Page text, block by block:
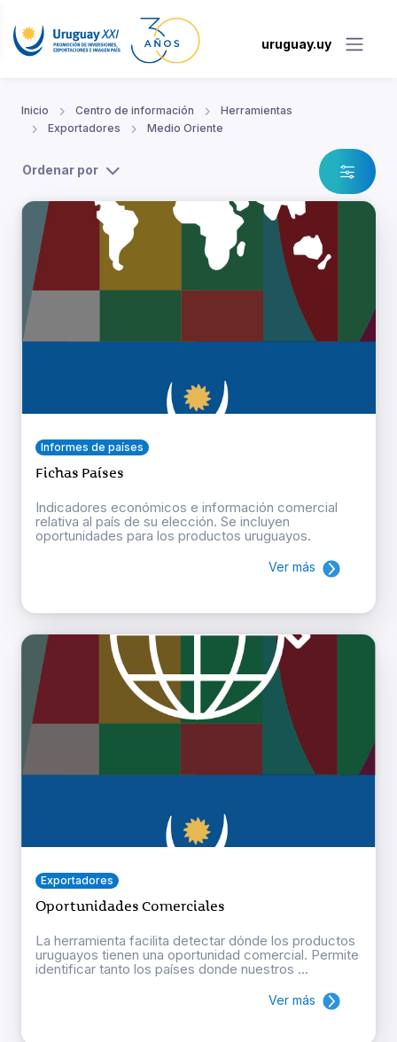
uruguay.uy
Inicio Centro de información
Herramientas
Exportadores
Medio Oriente
Ordenar por
Informes de países
Fichas Países
Indicadores económicos e información comercial
relativa al país de su elección. Se incluyen
oportunidades para los productos uruguayos.
Ver más
Exportadores
Oportunidades Comerciales
La herramienta facilita detectar dónde los productos
uruguayos tienen una oportunidad comercial. Permite
identificar tanto los países donde nuestros ...
Ver más